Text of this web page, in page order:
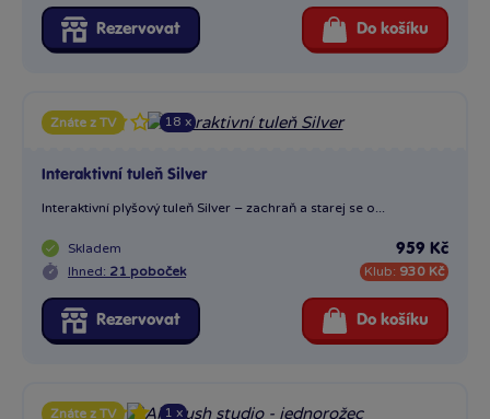
Rezervovat Do košíku
18 x
Znáte z TV
Interaktivní tuleň Silver
Interaktivní plyšový tuleň Silver – zachraň a starej se o...
Skladem
Ihned: 21 poboček
959 Kč
Klub: 930 Kč
Rezervovat Do košíku
1 x
Znáte z TV